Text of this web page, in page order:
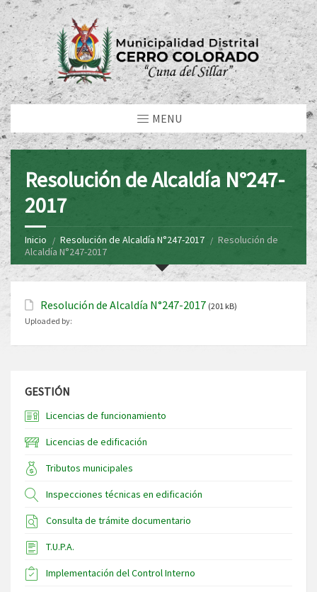
MENU
Resolución de Alcaldía N°247-
2017
Inicio Resolución de Alcaldía N°247-2017
Resolución de
Alcaldía N°247-2017
Resolución de Alcaldía N°247-2017 (201 kB)
Uploaded by:
GESTIÓN
Licencias de funcionamiento
Licencias de edificación
Tributos municipales
Inspecciones técnicas en edificación
Consulta de trámite documentario
T.U.P.A.
Implementación del Control Interno